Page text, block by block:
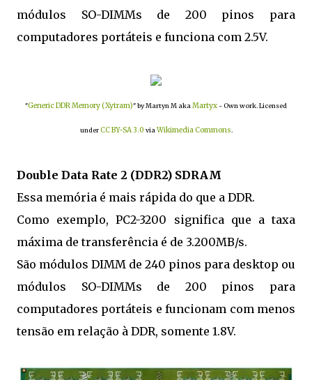
módulos SO-DIMMs de 200 pinos para
computadores portáteis e funciona com 2.5V.
"Generic DDR Memory (Xytram)" by Martyn M aka Martyx- Own work. Licensed
underCC BY-SA 3.0 viaWikimedia Commons
Double Data Rate 2 (DDR2) SDRAM
Essa memória é mais rápida do que a DDR.
Como exemplo, PC2-3200 significa que a taxa
máxima de transferência é de 3.200MB/s.
São módulos DIMM de 240 pinos para desktop ou
módulos SO-DIMMs de 200 pinos para
computadores portáteis e funcionam com menos
tensão em relação à DDR, somente 1.8V.